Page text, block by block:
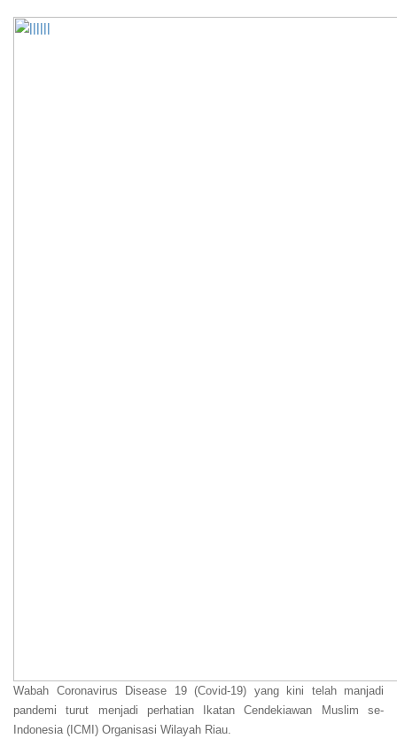
Wabah Coronavirus Disease 19 (Covid-19) yang kini telah manjadi
pandemi turut menjadi perhatian Ikatan Cendekiawan Muslim se-
Indonesia (ICMI) Organisasi Wilayah Riau.